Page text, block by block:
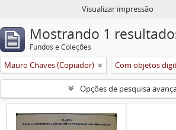
Visualizar impressão
Mostrando 1
Fundos e Coleções
Mauro Chaves (Copiador) Com objetos
Opções de pesquisa